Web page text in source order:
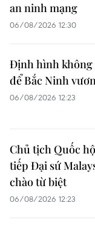
an ninh mạng
06/08/2026 12:30
Định hình không
để Bắc Ninh
06/08/2026 12:23
Chủ tịch Quốc
tiếp Đại sứ
chào từ biệt
06/08/2026 12:23